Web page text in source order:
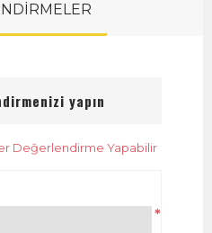
yapın
Değerlendirme Yapabilir
*